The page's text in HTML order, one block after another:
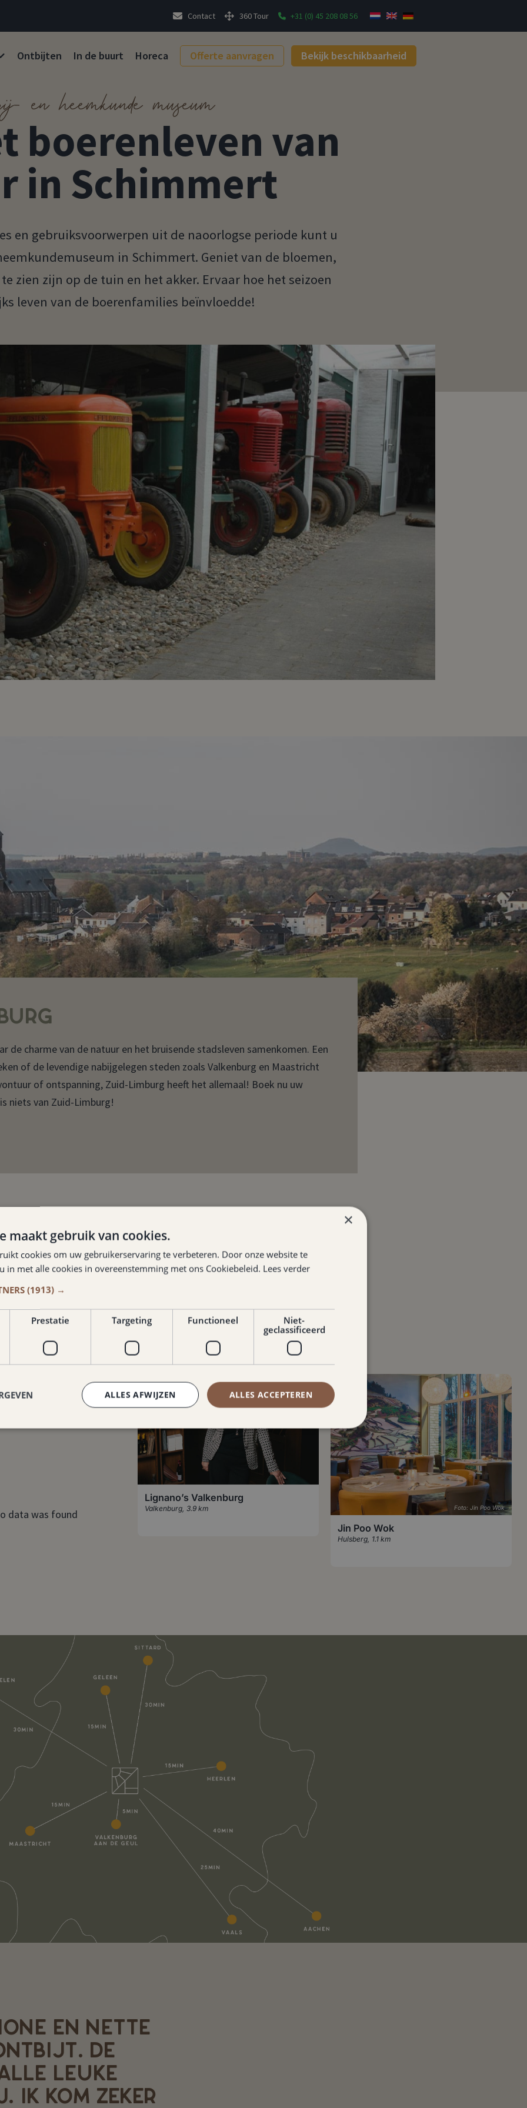
Contact 360 Tour +31 (0) 45 208 08 56
Ontbijten In de buurt Horeca Offerte aanvragen Bekijk beschikbaarheid
en heemkunde museum
boerenleven van
in Schimmert
en gebruiksvoorwerpen uit de naoorlogse periode kunt u
in Schimmert. Geniet van de bloemen,
zien zijn op de tuin en het akker. Ervaar hoe het seizoen
leven van de boerenfamilies beïnvloedde!
de charme van de natuur en het bruisende stadsleven samenkomen. Een
of de levendige nabijgelegen steden zoals Valkenburg en Maastricht
of ontspanning, Zuid-Limburg heeft het allemaal! Boek nu uw
niets van Zuid-Limburg!
Hotspots
IN DE BUURT
data was found
Lignano’s Valkenburg
Valkenburg 3.9 km Foto: Jin Poo Wok
Jin Poo Wok
Hulsberg 1.1 km
EN NETTE
DE
LEUKE
IK KOM ZEKER
×
maakt gebruik van cookies.
cookies om uw gebruikerservaring te verbeteren. Door onze website te
in met alle cookies in overeenstemming met ons Cookiebeleid. Lees verder
(1913) →
Prestatie Targeting Functioneel
Niet-
geclassificeerd
ALLES ACCEPTEREN
ALLES AFWIJZEN